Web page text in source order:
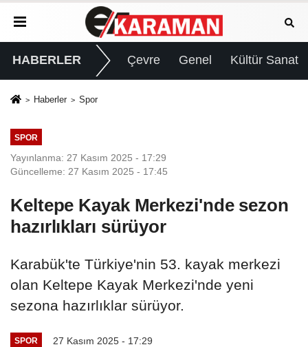
HABERLER Çevre Genel Kültür Sanat
Haberler Spor
SPOR
Yayınlanma: 27 Kasım 2025 - 17:29
Güncelleme: 27 Kasım 2025 - 17:45
Keltepe Kayak Merkezi'nde sezon
hazırlıkları sürüyor
Karabük'te Türkiye'nin 53. kayak merkezi
olan Keltepe Kayak Merkezi'nde yeni
sezona hazırlıklar sürüyor.
SPOR 27 Kasım 2025 - 17:29